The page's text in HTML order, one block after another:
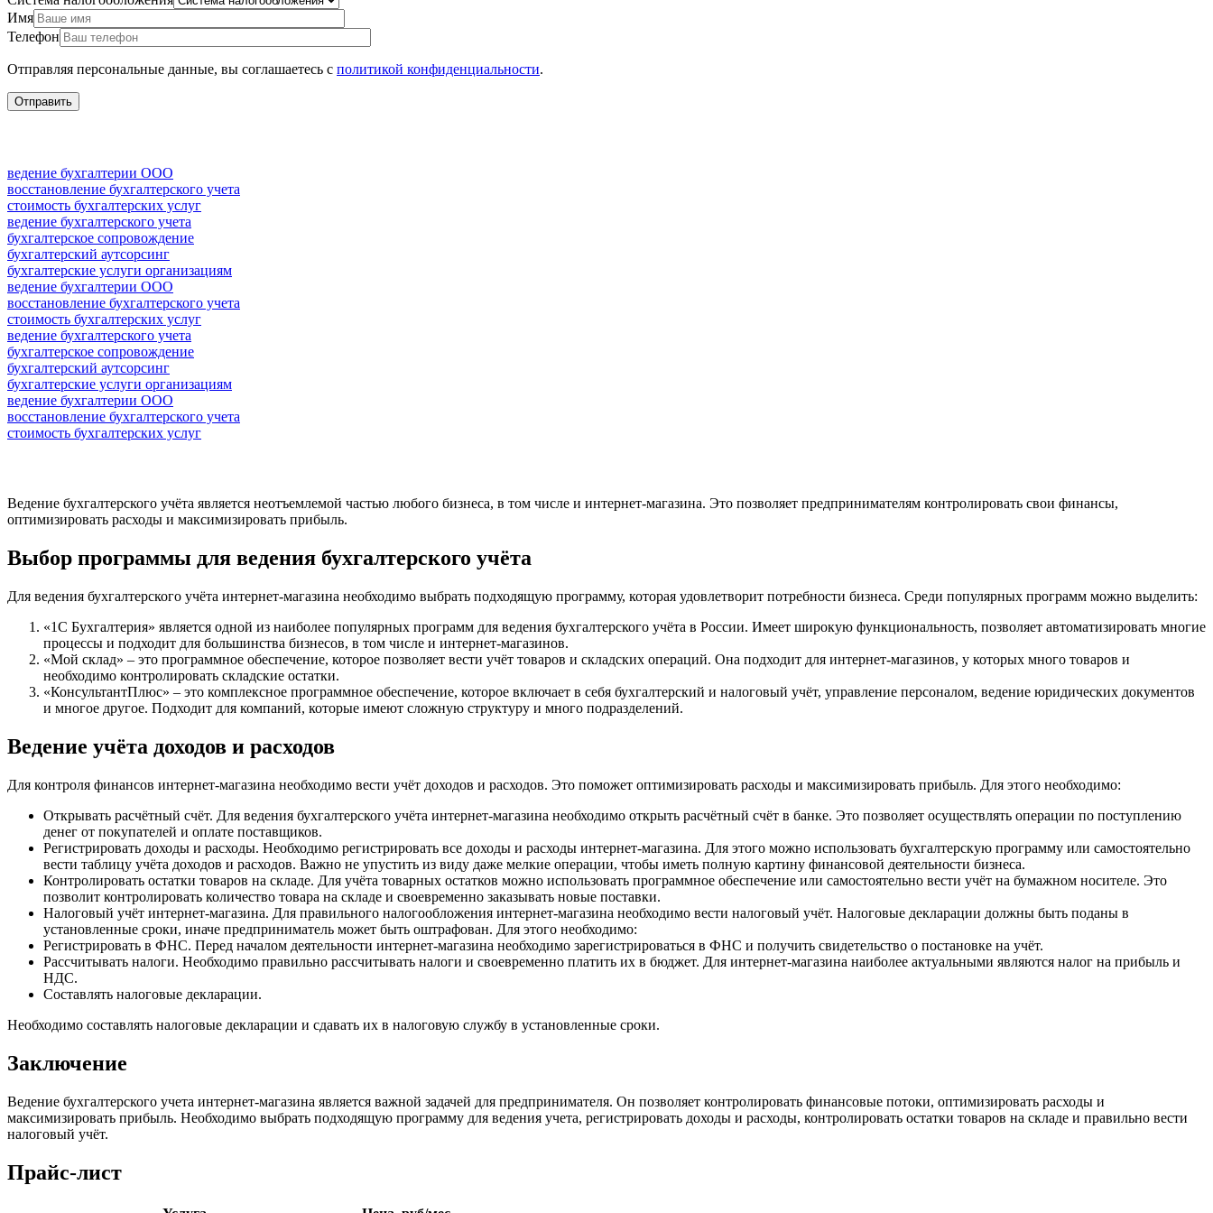
Имя
Телефон
Отправляя персональные данные, вы соглашаетесь с политикой конфиденциальности.
ведение бухгалтерии ООО
восстановление бухгалтерского учета
стоимость бухгалтерских услуг
ведение бухгалтерского учета
бухгалтерское сопровождение
бухгалтерский аутсорсинг
бухгалтерские услуги организациям
ведение бухгалтерии ООО
восстановление бухгалтерского учета
стоимость бухгалтерских услуг
ведение бухгалтерского учета
бухгалтерское сопровождение
бухгалтерский аутсорсинг
бухгалтерские услуги организациям
ведение бухгалтерии ООО
восстановление бухгалтерского учета
стоимость бухгалтерских услуг
Ведение бухгалтерского учёта является неотъемлемой частью любого бизнеса, в том числе и интернет-магазина. Это позволяет предпринимателям контролировать свои финансы,
оптимизировать расходы и максимизировать прибыль.
Выбор программы для ведения бухгалтерского учёта
Для ведения бухгалтерского учёта интернет-магазина необходимо выбрать подходящую программу, которая удовлетворит потребности бизнеса. Среди популярных программ можно выделить:
«1С Бухгалтерия» является одной из наиболее популярных программ для ведения бухгалтерского учёта в России. Имеет широкую функциональность, позволяет автоматизировать многие
процессы и подходит для большинства бизнесов, в том числе и интернет-магазинов.
«Мой склад» – это программное обеспечение, которое позволяет вести учёт товаров и складских операций. Она подходит для интернет-магазинов, у которых много товаров и
необходимо контролировать складские остатки.
«КонсультантПлюс» – это комплексное программное обеспечение, которое включает в себя бухгалтерский и налоговый учёт, управление персоналом, ведение юридических документов
и многое другое. Подходит для компаний, которые имеют сложную структуру и много подразделений.
Ведение учёта доходов и расходов
Для контроля финансов интернет-магазина необходимо вести учёт доходов и расходов. Это поможет оптимизировать расходы и максимизировать прибыль. Для этого необходимо:
Открывать расчётный счёт. Для ведения бухгалтерского учёта интернет-магазина необходимо открыть расчётный счёт в банке. Это позволяет осуществлять операции по поступлению
денег от покупателей и оплате поставщиков.
Регистрировать доходы и расходы. Необходимо регистрировать все доходы и расходы интернет-магазина. Для этого можно использовать бухгалтерскую программу или самостоятельно
вести таблицу учёта доходов и расходов. Важно не упустить из виду даже мелкие операции, чтобы иметь полную картину финансовой деятельности бизнеса.
Контролировать остатки товаров на складе. Для учёта товарных остатков можно использовать программное обеспечение или самостоятельно вести учёт на бумажном носителе. Это
позволит контролировать количество товара на складе и своевременно заказывать новые поставки.
Налоговый учёт интернет-магазина. Для правильного налогообложения интернет-магазина необходимо вести налоговый учёт. Налоговые декларации должны быть поданы в
установленные сроки, иначе предприниматель может быть оштрафован. Для этого необходимо:
Регистрировать в ФНС. Перед началом деятельности интернет-магазина необходимо зарегистрироваться в ФНС и получить свидетельство о постановке на учёт.
Рассчитывать налоги. Необходимо правильно рассчитывать налоги и своевременно платить их в бюджет. Для интернет-магазина наиболее актуальными являются налог на прибыль и
НДС.
Составлять налоговые декларации.
Необходимо составлять налоговые декларации и сдавать их в налоговую службу в установленные сроки.
Заключение
Ведение бухгалтерского учета интернет-магазина является важной задачей для предпринимателя. Он позволяет контролировать финансовые потоки, оптимизировать расходы и
максимизировать прибыль. Необходимо выбрать подходящую программу для ведения учета, регистрировать доходы и расходы, контролировать остатки товаров на складе и правильно вести
налоговый учёт.
Прайс-лист